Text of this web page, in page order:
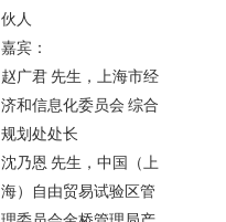
伙人
嘉宾：
赵广君 先生，上海市经
济和信息化委员会 综合
规划处处长
沈乃恩 先生，中国（上
海）自由贸易试验区管